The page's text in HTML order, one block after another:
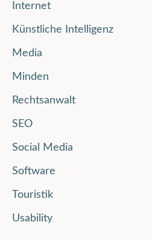
Internet
Künstliche Intelligenz
Media
Minden
Rechtsanwalt
SEO
Social Media
Software
Touristik
Usability